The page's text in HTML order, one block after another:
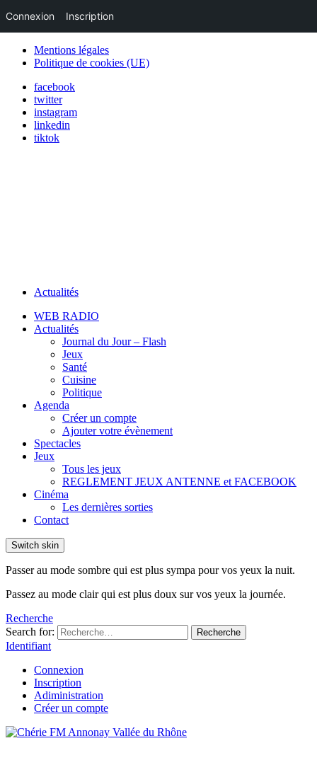
Mentions légales
Politique de cookies (UE)
facebook
twitter
instagram
linkedin
tiktok
Actualités
WEB RADIO
Actualités
Journal du Jour – Flash
Jeux
Santé
Cuisine
Politique
Agenda
Créer un compte
Ajouter votre évènement
Spectacles
Jeux
Tous les jeux
REGLEMENT JEUX ANTENNE et FACEBOOK
Cinéma
Les dernières sorties
Contact
Switch skin
Passer au mode sombre qui est plus sympa pour vos yeux la nuit.
Passez au mode clair qui est plus doux sur vos yeux la journée.
Recherche
Search for:
Recherche
Identifiant
Connexion
Inscription
Adiministration
Créer un compte
Connexion Inscription